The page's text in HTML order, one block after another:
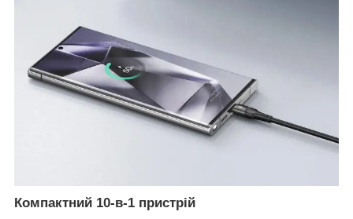
Компактний 10-в-1 пристрій